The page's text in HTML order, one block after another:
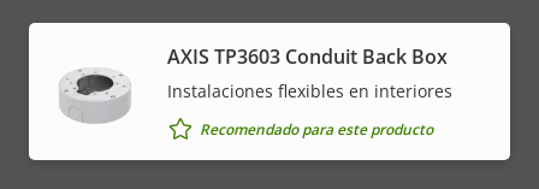
AXIS TP3603 Conduit Back Box
Instalaciones flexibles en interiores
Recomendado para este producto